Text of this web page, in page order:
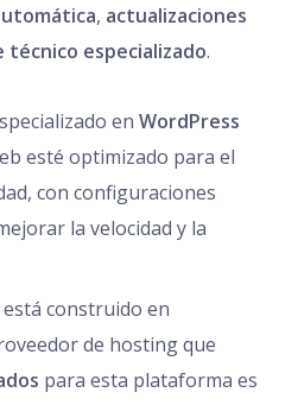
, actualizaciones
técnico especializado.
en WordPress
esté optimizado para el
con configuraciones
la velocidad y la
construido en
de hosting que
para esta plataforma es